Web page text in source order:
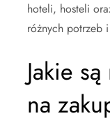
hoteli, hosteli
różnych potrzeb
Jakie
na